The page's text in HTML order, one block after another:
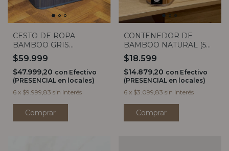
CESTO DE ROPA
BAMBOO GRIS
RECTANGULAR CON
TAPA
$59.999
$47.999,20 con Efectivo
(PRESENCIAL en locales)
6 x $9.999,83 sin interés
CONTENEDOR DE
BAMBOO NATURAL (5
MEDIDAS)
$18.599
$14.879,20 con Efectivo
(PRESENCIAL en locales)
6 x $3.099,83 sin interés
Comprar